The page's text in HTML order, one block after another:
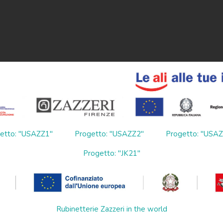
"USAZZ1" Progetto: "USAZZ2"
Progetto:
Progetto: "JK21"
Rubinetterie Zazzeri in the world